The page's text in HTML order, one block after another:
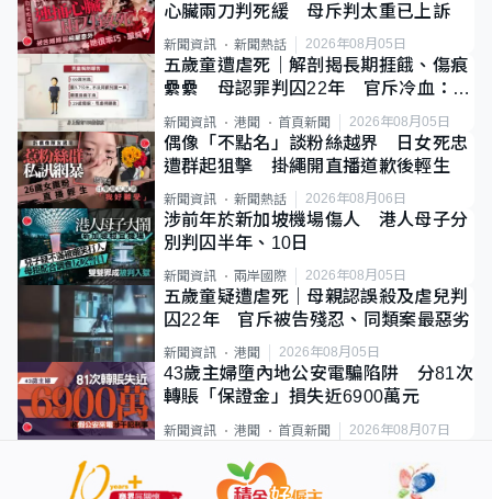
心臟兩刀判死緩 母斥判太重已上訴
新聞資訊 新聞熱話 2026年08月05日
五歲童遭虐死｜解剖揭長期捱餓、傷痕
纍纍 母認罪判囚22年 官斥冷血：同
類案最惡劣
新聞資訊 港聞 首頁新聞 2026年08月05日
偶像「不點名」談粉絲越界 日女死忠
遭群起狙擊 掛繩開直播道歉後輕生
新聞資訊 新聞熱話 2026年08月06日
涉前年於新加坡機場傷人 港人母子分
別判囚半年、10日
新聞資訊 兩岸國際 2026年08月05日
五歲童疑遭虐死｜母親認誤殺及虐兒判
囚22年 官斥被告殘忍、同類案最惡劣
新聞資訊 港聞 2026年08月05日
43歲主婦墮內地公安電騙陷阱 分81次
轉賬「保證金」損失近6900萬元
新聞資訊 港聞 首頁新聞 2026年08月07日